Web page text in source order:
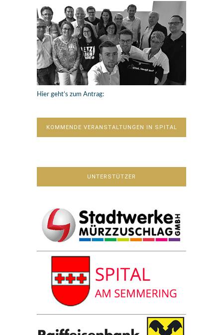
Hier geht’s zum Antrag:
KOMMENDE VERANSTALTUNGEN IN SPITAL
UNTERSTÜTZER